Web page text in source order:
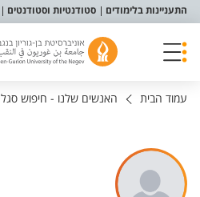
תפריט נגישות
התעניינות בלימודים סטודנטיות וסטודנטים
עמוד הבית האנשים שלנו - חיפוש סגל